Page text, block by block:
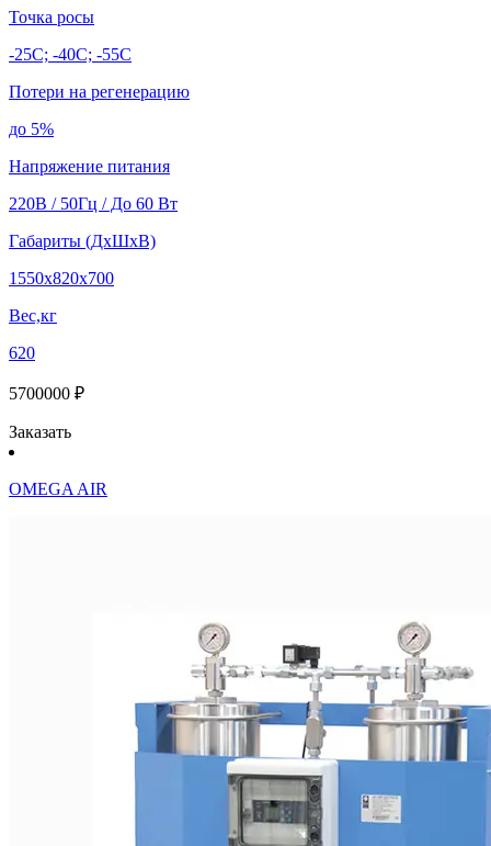
Точка росы
-25C; -40C; -55C
Потери на регенерацию
до 5%
Напряжение питания
220В / 50Гц / До 60 Вт
Габариты (ДхШхВ)
1550х820х700
Вес,кг
620
5700000 ₽
Заказать
OMEGA AIR